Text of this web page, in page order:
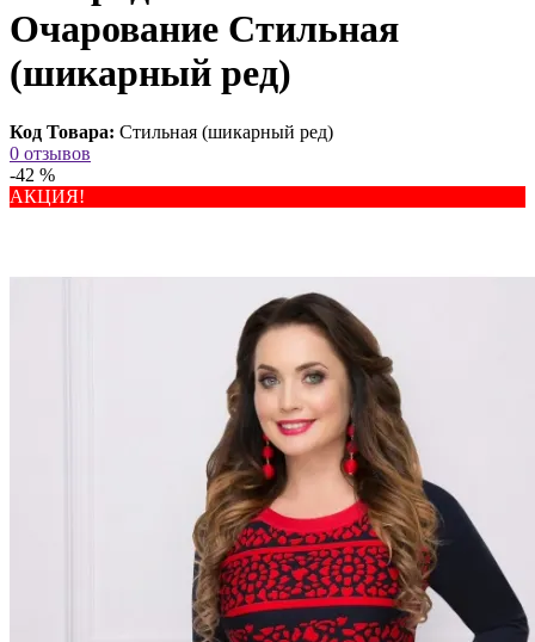
Очарование Стильная
(шикарный ред)
Код Товара: Стильная (шикарный ред)
0 отзывов
-42 %
АКЦИЯ!